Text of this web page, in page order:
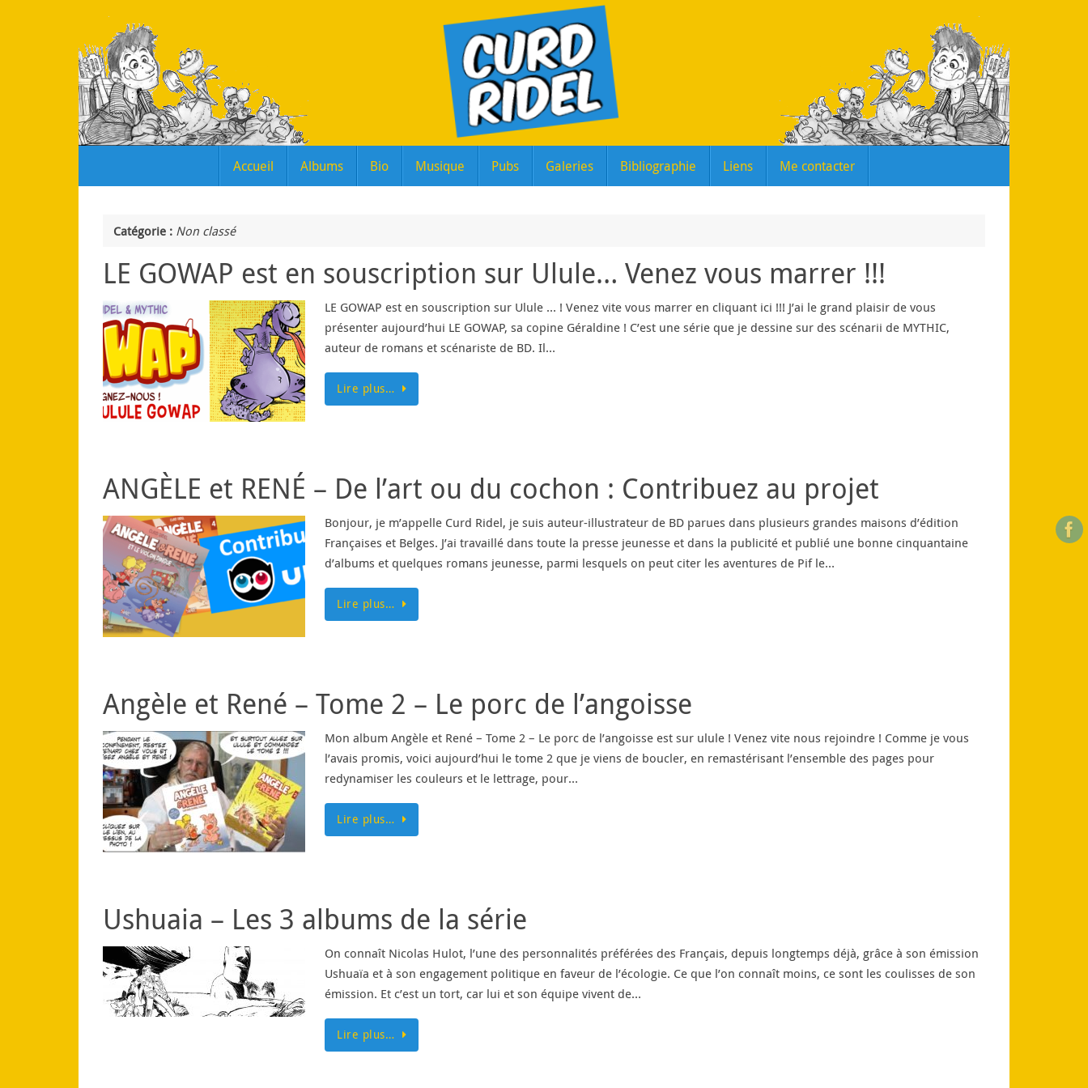
contenu
Accueil Albums Bio Musique Pubs Galeries Bibliographie Liens Me contacter
Catégorie : Non classé
LE GOWAP est en souscription sur Ulule… Venez vous marrer !!!
LE GOWAP est en souscription sur Ulule … ! Venez vite vous marrer en cliquant ici !!! J’ai le grand plaisir de vous
présenter aujourd’hui LE GOWAP, sa copine Géraldine ! C’est une série que je dessine sur des scénarii de MYTHIC,
auteur de romans et scénariste de BD. Il…
Lire plus…
ANGÈLE et RENÉ – De l’art ou du cochon : Contribuez au projet
Bonjour, je m’appelle Curd Ridel, je suis auteur-illustrateur de BD parues dans plusieurs grandes maisons d’édition
Françaises et Belges. J’ai travaillé dans toute la presse jeunesse et dans la publicité et publié une bonne cinquantaine
d’albums et quelques romans jeunesse, parmi lesquels on peut citer les aventures de Pif le…
Lire plus…
Angèle et René – Tome 2 – Le porc de l’angoisse
Mon album Angèle et René – Tome 2 – Le porc de l’angoisse est sur ulule ! Venez vite nous rejoindre ! Comme je vous
l’avais promis, voici aujourd’hui le tome 2 que je viens de boucler, en remastérisant l’ensemble des pages pour
redynamiser les couleurs et le lettrage, pour…
Lire plus…
Ushuaia – Les 3 albums de la série
On connaît Nicolas Hulot, l’une des personnalités préférées des Français, depuis longtemps déjà, grâce à son émission
Ushuaïa et à son engagement politique en faveur de l’écologie. Ce que l’on connaît moins, ce sont les coulisses de son
émission. Et c’est un tort, car lui et son équipe vivent de…
Lire plus…